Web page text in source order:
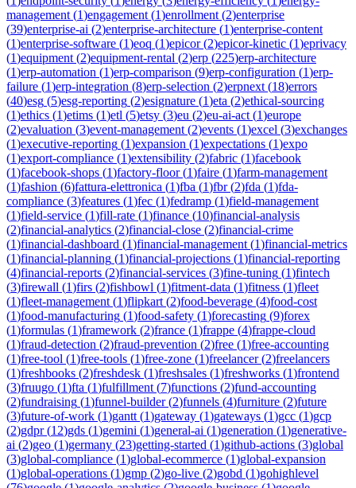
management (1)engagement (1)enrollment (2)enterprise
(39)enterprise-ai (2)enterprise-architecture (1)enterprise-content
(1)enterprise-software (1)eoq (1)epicor(2)epicor-kinetic (1)eprivacy
(1)equipment (2)equipment-rental (2)erp (225)erp-architecture
(1)erp-automation (1)erp-comparison (9)erp-configuration (1)erp-
failure (1)erp-integration (8)erp-selection (2)erpnext (18)errors
(40)esg (5)esg-reporting (2)esignature (1)eta (2)ethical-sourcing
(1)ethics (1)etims (1)etl (5)etsy (3)eu (2)eu-ai-act (1)europe
(2)evaluation (3)event-management (2)events (1)excel (3)exchanges
(1)executive-reporting (1)expansion (1)expectations (1)expo
(1)export-compliance (1)extensibility (2)fabric (1)facebook
(1)facebook-shops (1)factory-floor(1)faire (1)farm-management
(1)fashion (6)fattura-elettronica (1)fba (1)fbr(2)fda (1)fda-
compliance (3)features (1)fec (1)fedramp (1)field-management
(1)field-service (1)fill-rate (1)finance (10)financial-analysis
(2)financial-analytics (2)financial-close (2)financial-crime
(1)financial-dashboard (1)financial-management (1)financial-metrics
(1)financial-planning (1)financial-projections (1)financial-reporting
(4)financial-reports (2)financial-services (3)fine-tuning (1)fintech
(3)firewall (1)firs (2)fishbowl (1)fitment-data (1)fitness (1)fleet
(1)fleet-management (1)flipkart (2)food-beverage (4)food-cost
(1)food-manufacturing (1)food-safety (1)forecasting (9)forex
(1)formulas (1)framework (2)france (1)frappe (4)frappe-cloud
(1)fraud-detection (2)fraud-prevention (2)free (1)free-accounting
(1)free-tool (1)free-tools (1)free-zone (1)freelancer(2)freelancers
(1)freshbooks (2)freshdesk (1)freshsales (1)freshworks (1)frontend
(3)fruugo (1)fta (1)fulfillment (7)functions (2)fund-accounting
(2)fundraising (1)funnel-builder(2)funnels (4)furniture (2)future
(3)future-of-work (1)gantt (1)gateway (1)gateways (1)gcc (1)gcp
(2)gdpr(12)gds (1)gemini (1)general-ai (1)generation (1)generative-
ai (2)geo (1)germany (23)getting-started (1)github-actions (3)global
(3)global-compliance (1)global-ecommerce (1)global-expansion
(1)global-operations (1)gmp (2)go-live (2)gobd (1)gohighlevel